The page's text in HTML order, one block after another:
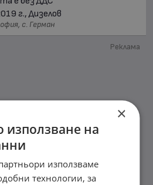
г., Дизелов
с. Герман
Реклама
×
използване на
използваме
технологии, за